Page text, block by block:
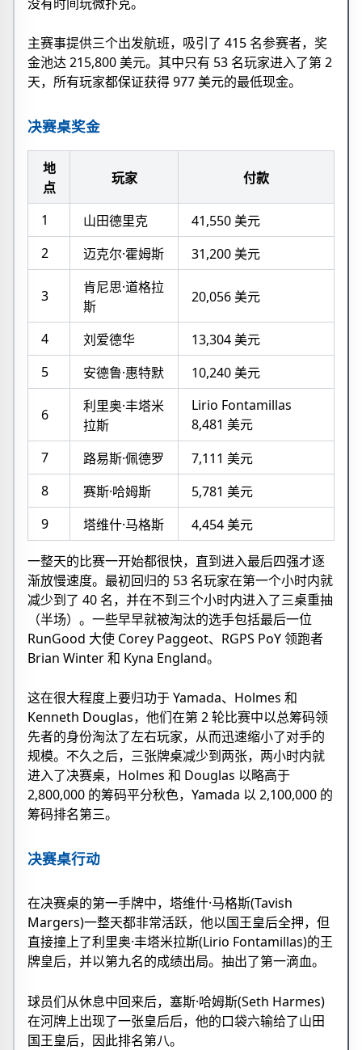
主赛事提供三个出发航班，吸引了 415 名参赛者，奖
金池达 215,800 美元。其中只有 53 名玩家进入了第 2
天，所有玩家都保证获得 977 美元的最低现金。
决赛桌奖金
地
点
玩家 付款
1 山田德里克
41,550 美元
2
迈克尔·霍姆斯 31,200 美元
3
肯尼思·道格拉
斯
20,056 美元
4 刘爱德华
13,304 美元
5
安德鲁·惠特默 10,240 美元
6
利里奥·丰塔米
拉斯
Lirio Fontamillas
8,481 美元
7
路易斯·佩德罗
7,111 美元
8
赛斯·哈姆斯
5,781 美元
9
塔维什·马格斯 4,454 美元
一整天的比赛一开始都很快，直到进入最后四强才逐
渐放慢速度。最初回归的 53 名玩家在第一个小时内就
减少到了 40 名，并在不到三个小时内进入了三桌重抽
（半场）。一些早早就被淘汰的选手包括最后一位
RunGood 大使 Corey Paggeot、RGPS PoY 领跑者
Brian Winter 和 Kyna England。
这在很大程度上要归功于 Yamada、Holmes 和
Kenneth Douglas，他们在第 2 轮比赛中以总筹码领
先者的身份淘汰了左右玩家，从而迅速缩小了对手的
规模。不久之后，三张牌桌减少到两张，两小时内就
进入了决赛桌，Holmes 和 Douglas 以略高于
2,800,000 的筹码平分秋色，Yamada 以 2,100,000 的
筹码排名第三。
决赛桌行动
在决赛桌的第一手牌中，塔维什·马格斯(Tavish
Margers)一整天都非常活跃，他以国王皇后全押，但
直接撞上了利里奥·丰塔米拉斯(Lirio Fontamillas)的王
牌皇后，并以第九名的成绩出局。抽出了第一滴血。
球员们从休息中回来后，塞斯·哈姆斯(Seth Harmes)
在河牌上出现了一张皇后后，他的口袋六输给了山田
国王皇后，因此排名第八。